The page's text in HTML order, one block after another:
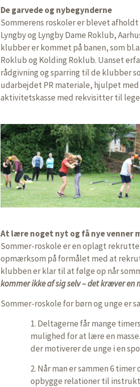
De garvede og nybegynderne
Sommerens roskoler er blevet
Lyngby og Lyngby Dame Roklub,
klubber er kommet på banen, som
Roklub og Kolding Roklub. Uanset
rådgivning og sparring til de klubber
udarbejdet PR materiale, hjulpet
aktivitetskasse med rekvisitter til lege
At lære noget nyt og få nye venner
Sommer-roskole er en oplagt
opmærksom på formålet med at
klubben er klar til at følge op når
kommer ikke af sig selv – det kræver
Sommer-roskole for børn og unge er
1. Deltagerne får mange
mulighed for at lære en
der motiverer de unge i en
2. Når man er sammen 6
opbygge relationer til